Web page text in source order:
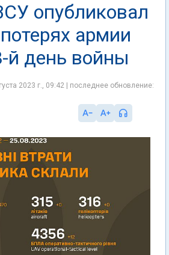
опубликовал
армии
й день войны
2023 г., 09:42 | последнее обновление: